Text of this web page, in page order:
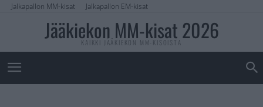
Jalkapallon MM-kisat Jalkapallon EM-kisat
Jääkiekon MM-kisat 2026
KAIKKI JÄÄKIEKON MM-KISOISTA